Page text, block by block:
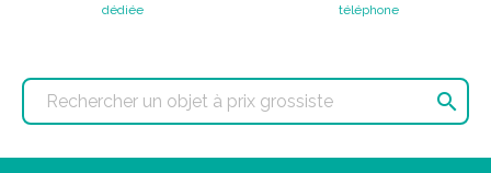
dédiée
téléphone
